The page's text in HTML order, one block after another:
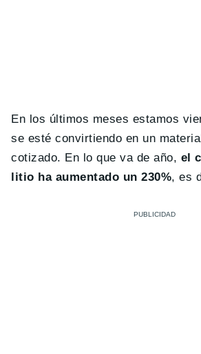
En los últimos meses estamos
se esté convirtiendo en un
cotizado. En lo que va de año, el
litio ha aumentado un 230%, es